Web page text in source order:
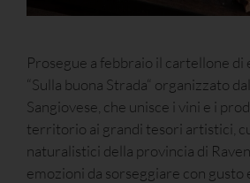
Prosegue a febbraio il cartellone
“Sulla buona Strada“ organizzato
Sangiovese, che unisce i vini e i
territorio ai grandi tesori artistici,
naturalistici della provincia di
emozioni da sorseggiare con gusto